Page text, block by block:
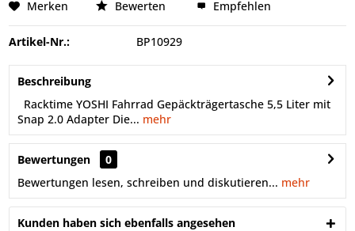
Merken Bewerten Empfehlen
Artikel-Nr.: BP10929
Beschreibung
Racktime YOSHI Fahrrad Gepäckträgertasche 5,5 Liter mit
Snap 2.0 Adapter Die... mehr
Bewertungen
0
Bewertungen lesen, schreiben und diskutieren... mehr
Kunden haben sich ebenfalls angesehen